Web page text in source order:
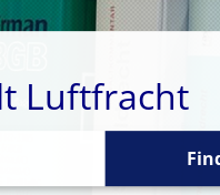
Luftfracht